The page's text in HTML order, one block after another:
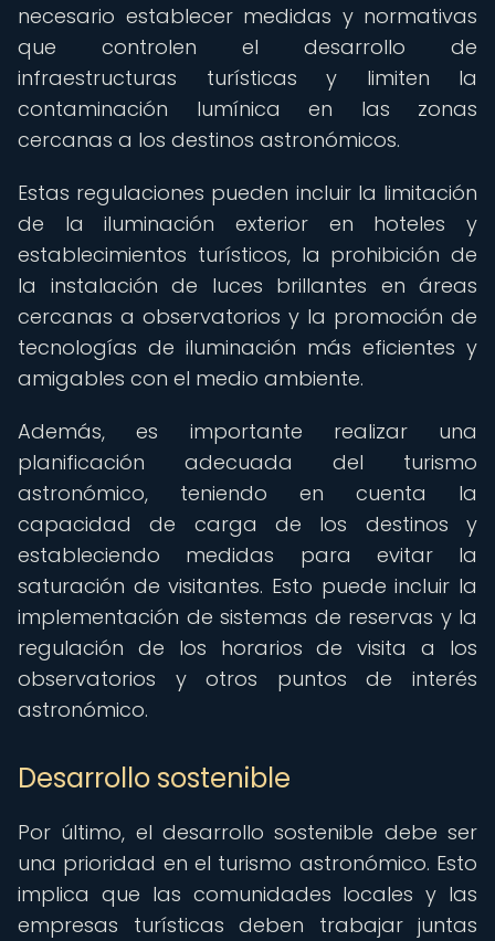
necesario establecer medidas y normativas
que controlen el desarrollo de
infraestructuras turísticas y limiten la
contaminación lumínica en las zonas
cercanas a los destinos astronómicos.
Estas regulaciones pueden incluir la limitación
de la iluminación exterior en hoteles y
establecimientos turísticos, la prohibición de
la instalación de luces brillantes en áreas
cercanas a observatorios y la promoción de
tecnologías de iluminación más eficientes y
amigables con el medio ambiente.
Además, es importante realizar una
planificación adecuada del turismo
astronómico, teniendo en cuenta la
capacidad de carga de los destinos y
estableciendo medidas para evitar la
saturación de visitantes. Esto puede incluir la
implementación de sistemas de reservas y la
regulación de los horarios de visita a los
observatorios y otros puntos de interés
astronómico.
Desarrollo sostenible
Por último, el desarrollo sostenible debe ser
una prioridad en el turismo astronómico. Esto
implica que las comunidades locales y las
empresas turísticas deben trabajar juntas